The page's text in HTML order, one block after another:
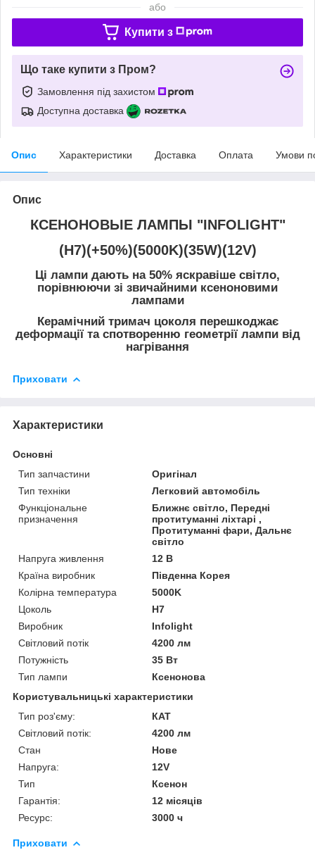
або
Купити з
Що таке купити з Пром?
Замовлення під захистом
Доступна доставка
Опис Характеристики Доставка Оплата Умови
Опис
КСЕНОНОВЫЕ ЛАМПЫ "INFOLIGHT"
(H7)(+50%)(5000K)(35W)(12V)
Ці лампи дають на 50% яскравіше світло,
порівнюючи зі звичайними ксеноновими
лампами
Керамічний тримач цоколя перешкоджає
деформації та спотворенню геометрії лампи від
нагрівання
Приховати
Характеристики
Основні
Тип запчастини
Оригінал
Тип техніки
Легковий автомобіль
Функціональне
призначення
Ближнє світло, Передні
протитуманні ліхтарі ,
Протитуманні фари, Дальнє
світло
Напруга живлення
12 В
Країна виробник
Південна Корея
Колірна температура
5000K
Цоколь
H7
Виробник
Infolight
Світловий потік
4200 лм
Потужність
35 Вт
Тип лампи
Ксенонова
Користувальницькі характеристики
Тип роз'єму:
КАТ
Світловий потік:
4200 лм
Стан
Нове
Напруга:
12V
Тип
Ксенон
Гарантія:
12 місяців
Ресурс:
3000 ч
Приховати